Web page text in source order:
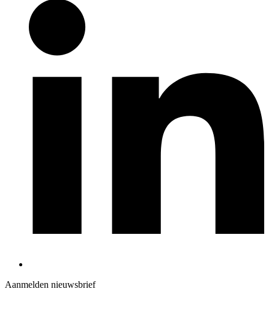
Aanmelden nieuwsbrief